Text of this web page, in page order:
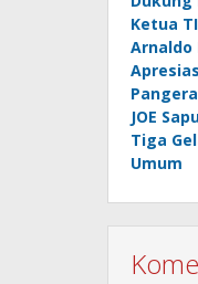
Ketua
Arnaldo
JOE
Tiga
Umum